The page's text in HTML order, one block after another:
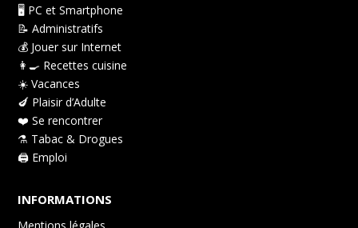
🖥️ PC et Smartphone
📝 Administratifs
💰 Jouer sur Internet
👩‍🍳 Recettes cuisine
☀️ Vacances
🍆 Plaisir d’Adulte
❤️ Se rencontrer
⚗️ Tabac & Drogues
🖨️ Emploi
INFORMATIONS
Mentions légales